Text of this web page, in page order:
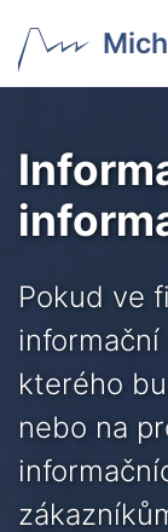
Pokud ve
kterého
nebo na